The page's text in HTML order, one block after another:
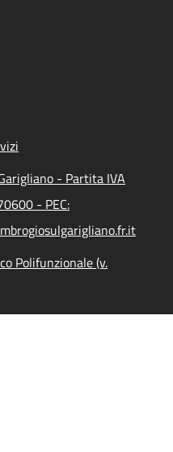
- Partita IVA
- PEC:
Polifunzionale (v.